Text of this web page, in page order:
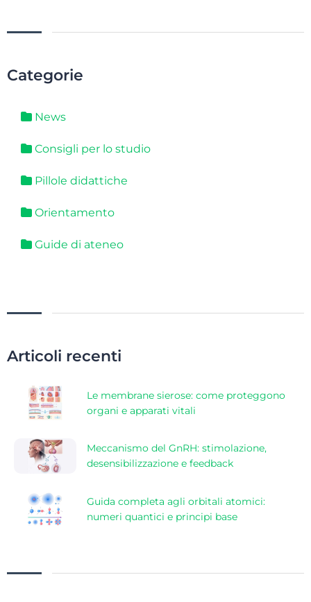
Categorie
News
Consigli per lo studio
Pillole didattiche
Orientamento
Guide di ateneo
Articoli recenti
Le membrane sierose: come proteggono
organi e apparati vitali
Meccanismo del GnRH: stimolazione,
desensibilizzazione e feedback
Guida completa agli orbitali atomici:
numeri quantici e principi base